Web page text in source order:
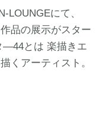
LOUNGEにて、
品の展示がスター
―44とは 楽描きエ
くアーティスト。